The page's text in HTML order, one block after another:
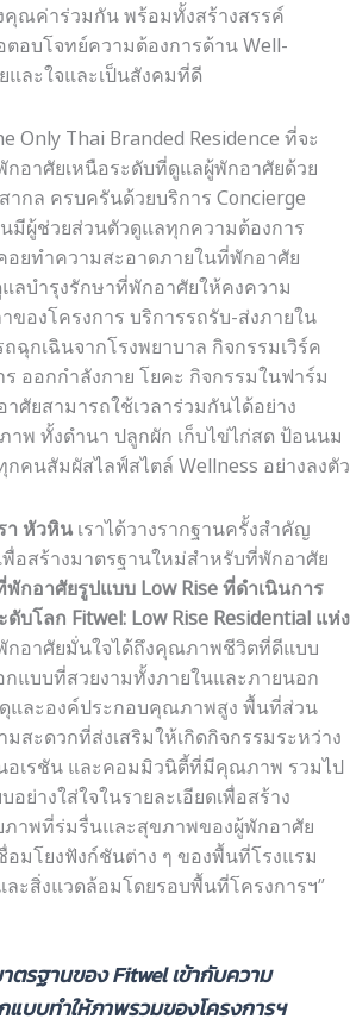
คุณค่าร่วมกัน พร้อมทั้งสร้างสรรค์
อบโจทย์ความต้องการด้าน Well-
และใจและเป็นสังคมที่ดี
Only Thai Branded Residence ที่จะ
อาศัยเหนือระดับที่ดูแลผู้พักอาศัยด้วย
ากล ครบครันด้วยบริการ Concierge
มีผู้ช่วยส่วนตัวดูแลทุกความต้องการ
ยทำความสะอาดภายในที่พักอาศัย
ลบำรุงรักษาที่พักอาศัยให้คงความ
ของโครงการ บริการรถรับ-ส่งภายใน
ฉุกเฉินจากโรงพยาบาล กิจกรรมเวิร์ค
ออกกำลังกาย โยคะ กิจกรรมในฟาร์ม
ศัยสามารถใช้เวลาร่วมกันได้อย่าง
าพ ทั้งดำนา ปลูกผัก เก็บไข่ไก่สด ป้อนนม
คนสัมผัสไลฟ์สไตล์ Wellness อย่างลงตัว
า หัวหิน เราได้วางรากฐานครั้งสำคัญ
พื่อสร้างมาตรฐานใหม่สำหรับที่พักอาศัย
พักอาศัยรูปแบบ Low Rise ที่ดำเนินการ
ดับโลก Fitwel: Low Rise Residential แห่ง
กอาศัยมั่นใจได้ถึงคุณภาพชีวิตที่ดีแบบ
แบบที่สวยงามทั้งภายในและภายนอก
ดุและองค์ประกอบคุณภาพสูง พื้นที่ส่วน
สะดวกที่ส่งเสริมให้เกิดกิจกรรมระหว่าง
อเรชัน และคอมมิวนิตี้ที่มีคุณภาพ รวมไป
ย่างใส่ใจในรายละเอียดเพื่อสร้าง
าพที่ร่มรื่นและสุขภาพของผู้พักอาศัย
อมโยงฟังก์ชันต่าง ๆ ของพื้นที่โรงแรม
ะสิ่งแวดล้อมโดยรอบพื้นที่โครงการฯ”
ตรฐานของ Fitwel เข้ากับความ
แบบทำให้ภาพรวมของโครงการฯ